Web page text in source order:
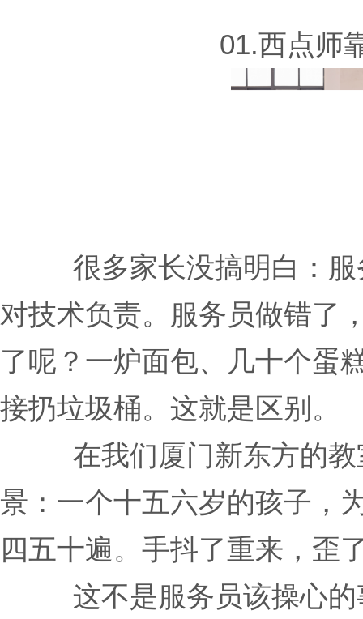
01.西点师
很多家长没搞明白：
对技术负责。服务员做错了
了呢？一炉面包、几十个蛋
接扔垃圾桶。这就是区别。
在我们厦门新东方的
景：一个十五六岁的孩子，
四五十遍。手抖了重来，歪
这不是服务员该操心